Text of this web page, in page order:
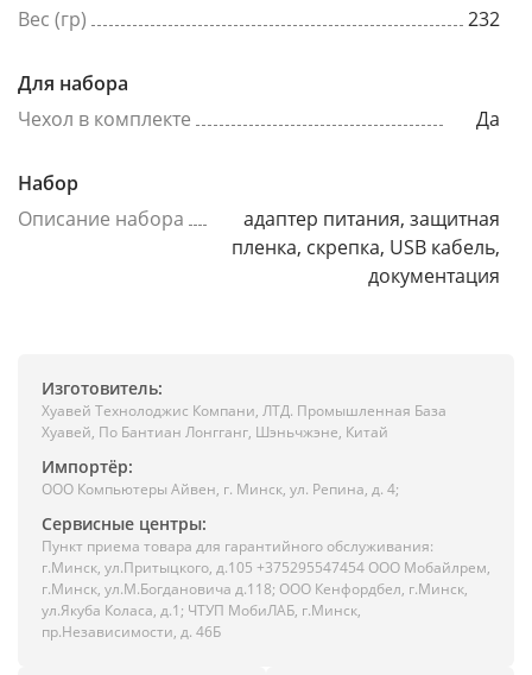
Вес (гр)
232
Для набора
Чехол в комплекте
Да
Набор
Описание набора
адаптер питания, защитная
пленка, скрепка, USB кабель,
документация
Изготовитель:
Хуавей Технолоджис Компани, ЛТД. Промышленная База
Хуавей, По Бантиан Лонгганг, Шэньчжэне, Китай
Импортёр:
ООО Компьютеры Айвен, г. Минск, ул. Репина, д. 4;
Сервисные центры:
Пункт приема товара для гарантийного обслуживания:
г.Минск, ул.Притыцкого, д.105 +375295547454 ООО Мобайлрем,
г.Минск, ул.М.Богдановича д.118; ООО Кенфордбел, г.Минск,
ул.Якуба Коласа, д.1; ЧТУП МобиЛАБ, г.Минск,
пр.Независимости, д. 46Б